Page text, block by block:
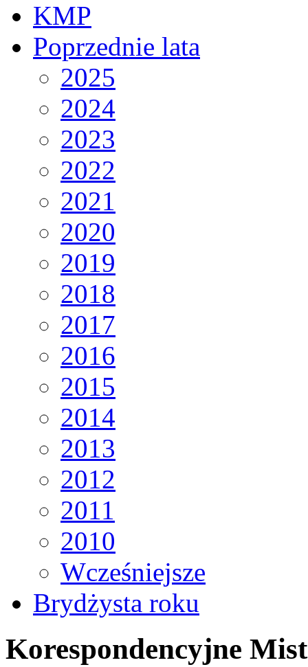
KMP
Poprzednie lata
2025
2024
2023
2022
2021
2020
2019
2018
2017
2016
2015
2014
2013
2012
2011
2010
Wcześniejsze
Brydżysta roku
Korespondencyjne